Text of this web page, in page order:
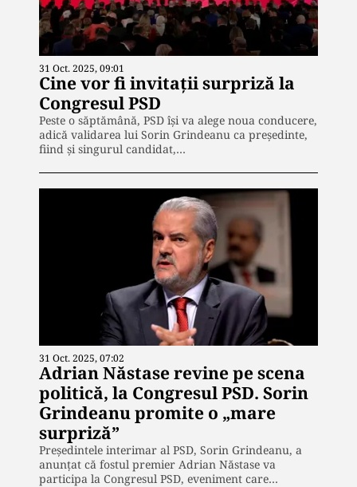
31 Oct. 2025, 09:01
Cine vor fi invitații surpriză la
Congresul PSD
Peste o săptămână, PSD își va alege noua conducere,
adică validarea lui Sorin Grindeanu ca președinte,
fiind și singurul candidat,…
31 Oct. 2025, 07:02
Adrian Năstase revine pe scena
politică, la Congresul PSD. Sorin
Grindeanu promite o „mare
surpriză”
Președintele interimar al PSD, Sorin Grindeanu, a
anunțat că fostul premier Adrian Năstase va
participa la Congresul PSD, eveniment care…